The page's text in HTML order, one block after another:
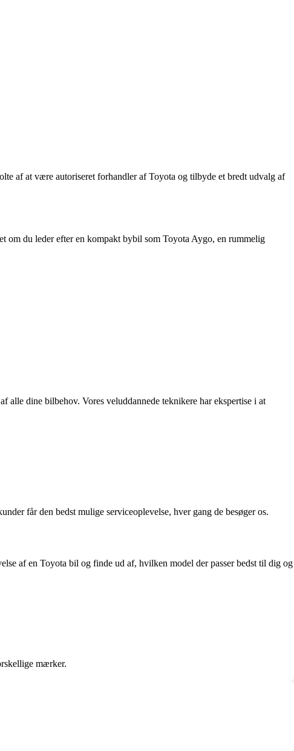
af at være autoriseret forhandler af Toyota og tilbyde et bredt udvalg af
du leder efter en kompakt bybil som Toyota Aygo, en rummelig
dine bilbehov. Vores veluddannede teknikere har ekspertise i at
får den bedst mulige serviceoplevelse, hver gang de besøger os.
af en Toyota bil og finde ud af, hvilken model der passer bedst til dig og
mærker.